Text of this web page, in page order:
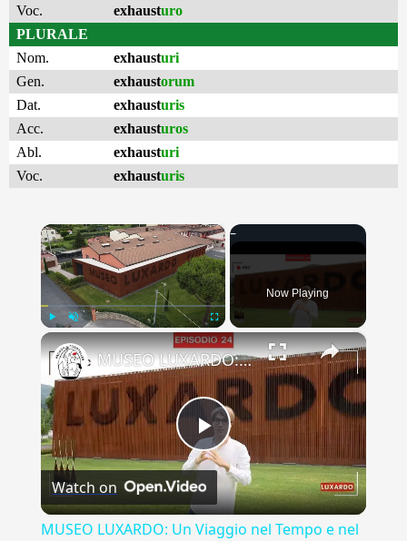
Voc.
exhausturo
PLURALE
Nom.
exhausturi
Gen.
exhaustorum
Dat.
exhausturis
Acc.
exhausturos
Abl.
exhausturi
Voc.
exhausturis
×
Fullscreen
Now Playing
×
Play
Video
MUSEO LUXARDO: Un Viaggio nel Tempo e nel Gusto
Watch on
MUSEO LUXARDO: Un Viaggio nel Tempo e nel